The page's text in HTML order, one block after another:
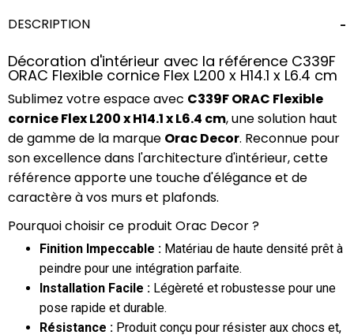
DESCRIPTION
Décoration d'intérieur avec la référence C339F
ORAC Flexible cornice Flex L200 x H14.1 x L6.4 cm
Sublimez votre espace avec C339F ORAC Flexible
cornice Flex L200 x H14.1 x L6.4 cm, une solution haut
de gamme de la marque Orac Decor. Reconnue pour
son excellence dans l'architecture d'intérieur, cette
référence apporte une touche d'élégance et de
caractère à vos murs et plafonds.
Pourquoi choisir ce produit Orac Decor ?
Finition Impeccable : Matériau de haute densité prêt à
peindre pour une intégration parfaite.
Installation Facile : Légèreté et robustesse pour une
pose rapide et durable.
Résistance : Produit conçu pour résister aux chocs et,